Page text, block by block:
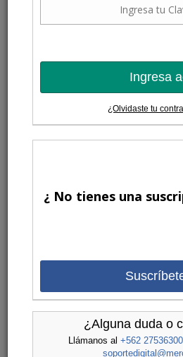
Ingresa
¿Olvidaste tu
¿ No tienes una
¿Alguna duda o
Llámanos al +562 27536300